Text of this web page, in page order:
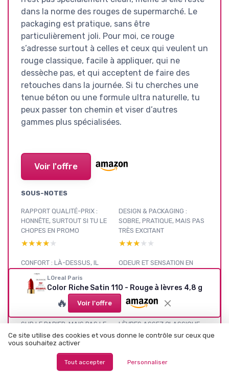
dans la norme des rouges de supermarché. Le
packaging est pratique, sans être
particulièrement joli. Pour moi, ce rouge
s’adresse surtout à celles et ceux qui veulent un
rouge classique, facile à appliquer, qui ne
dessèche pas, et qui acceptent de faire des
retouches dans la journée. Si tu cherches une
tenue béton ou une formule ultra naturelle, tu
peux passer ton chemin et viser d’autres
gammes plus spécialisées.
Voir l'offre
SOUS-NOTES
RAPPORT QUALITÉ-PRIX :
HONNÊTE, SURTOUT SI TU LE
CHOPES EN PROMO
★★★★★
★★★★★
DESIGN & PACKAGING :
SOBRE, PRATIQUE, MAIS PAS
TRÈS EXCITANT
★★★★★
★★★★★
CONFORT : LÀ-DESSUS, IL
EST VRAIMENT AGRÉABLE À
PORTER
★★★★★
★★★★★
ODEUR ET SENSATION EN
★★★★★
★★★★★
INGRÉDIENTS : NOURRISSANT
SUR LE PAPIER, MAIS PAS LE
PLUS CLEAN DU MONDE
★★★★★
★★★★★
PRÉSENTATION : UN ROUGE À
LÈVRES ASSEZ CLASSIQUE,
ORIENTÉ CONFORT
COULEUR, RENDU ET TENUE :
LOreal Paris
Color Riche Satin 110 - Rouge à lèvres 4,8 g
🔥 Voir l'offre
Ce site utilise des cookies et vous donne le contrôle sur ceux que
vous souhaitez activer
Tout accepter Personnaliser